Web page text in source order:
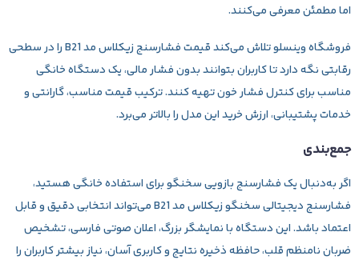
اما مطمئن معرفی می‌کنند.
فروشگاه وینسلو تلاش می‌کند قیمت فشارسنج زیکلاس مد B21 را در سطحی
رقابتی نگه دارد تا کاربران بتوانند بدون فشار مالی، یک دستگاه خانگی
مناسب برای کنترل فشار خون تهیه کنند. ترکیب قیمت مناسب، گارانتی و
خدمات پشتیبانی، ارزش خرید این مدل را بالاتر می‌برد.
جمع‌بندی
اگر به‌دنبال یکفشارسنج بازویی سخنگوبرای استفاده خانگی هستید،
فشارسنج دیجیتالی سخنگو زیکلاس مد B21
می‌تواند انتخابی دقیق و قابل
اعتماد باشد. این دستگاه با نمایشگر بزرگ، اعلان صوتی فارسی، تشخیص
ضربان نامنظم قلب، حافظه ذخیره نتایج و کاربری آسان، نیاز بیشتر کاربران را